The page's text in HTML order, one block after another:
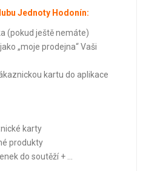
Jednoty Hodonín:
(pokud ještě nemáte)
„moje prodejna“ Vaši
kartu do aplikace
karty
produkty
do soutěží + ...